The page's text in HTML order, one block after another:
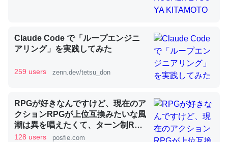
論文では「淡水はカルシウムも酸素も不足してて両方に不
利だから両方が拮抗してるのでは」とあって面白い。海に
ずキチンを強化してる筈だが、酵素が違うのか？
─ニュース :: 【研究発表】昆虫学の大問題＝「昆虫はなぜ海にいな
いのか」に関する新仮説
Claude Code で「ループエンジニ
アリング」を実践してみた
259 users zenn.dev/tetsu_don
RPGが好きなんですけど、現在のア
クションRPGが上位互換みたいな風
潮は異を唱えたくて、ターン制RPG
にはターン制の良さがあると思って
128 users posfie.com